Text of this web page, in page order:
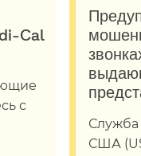
Cal
с
США